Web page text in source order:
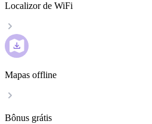
Localizor de WiFi
Mapas offline
Bônus grátis